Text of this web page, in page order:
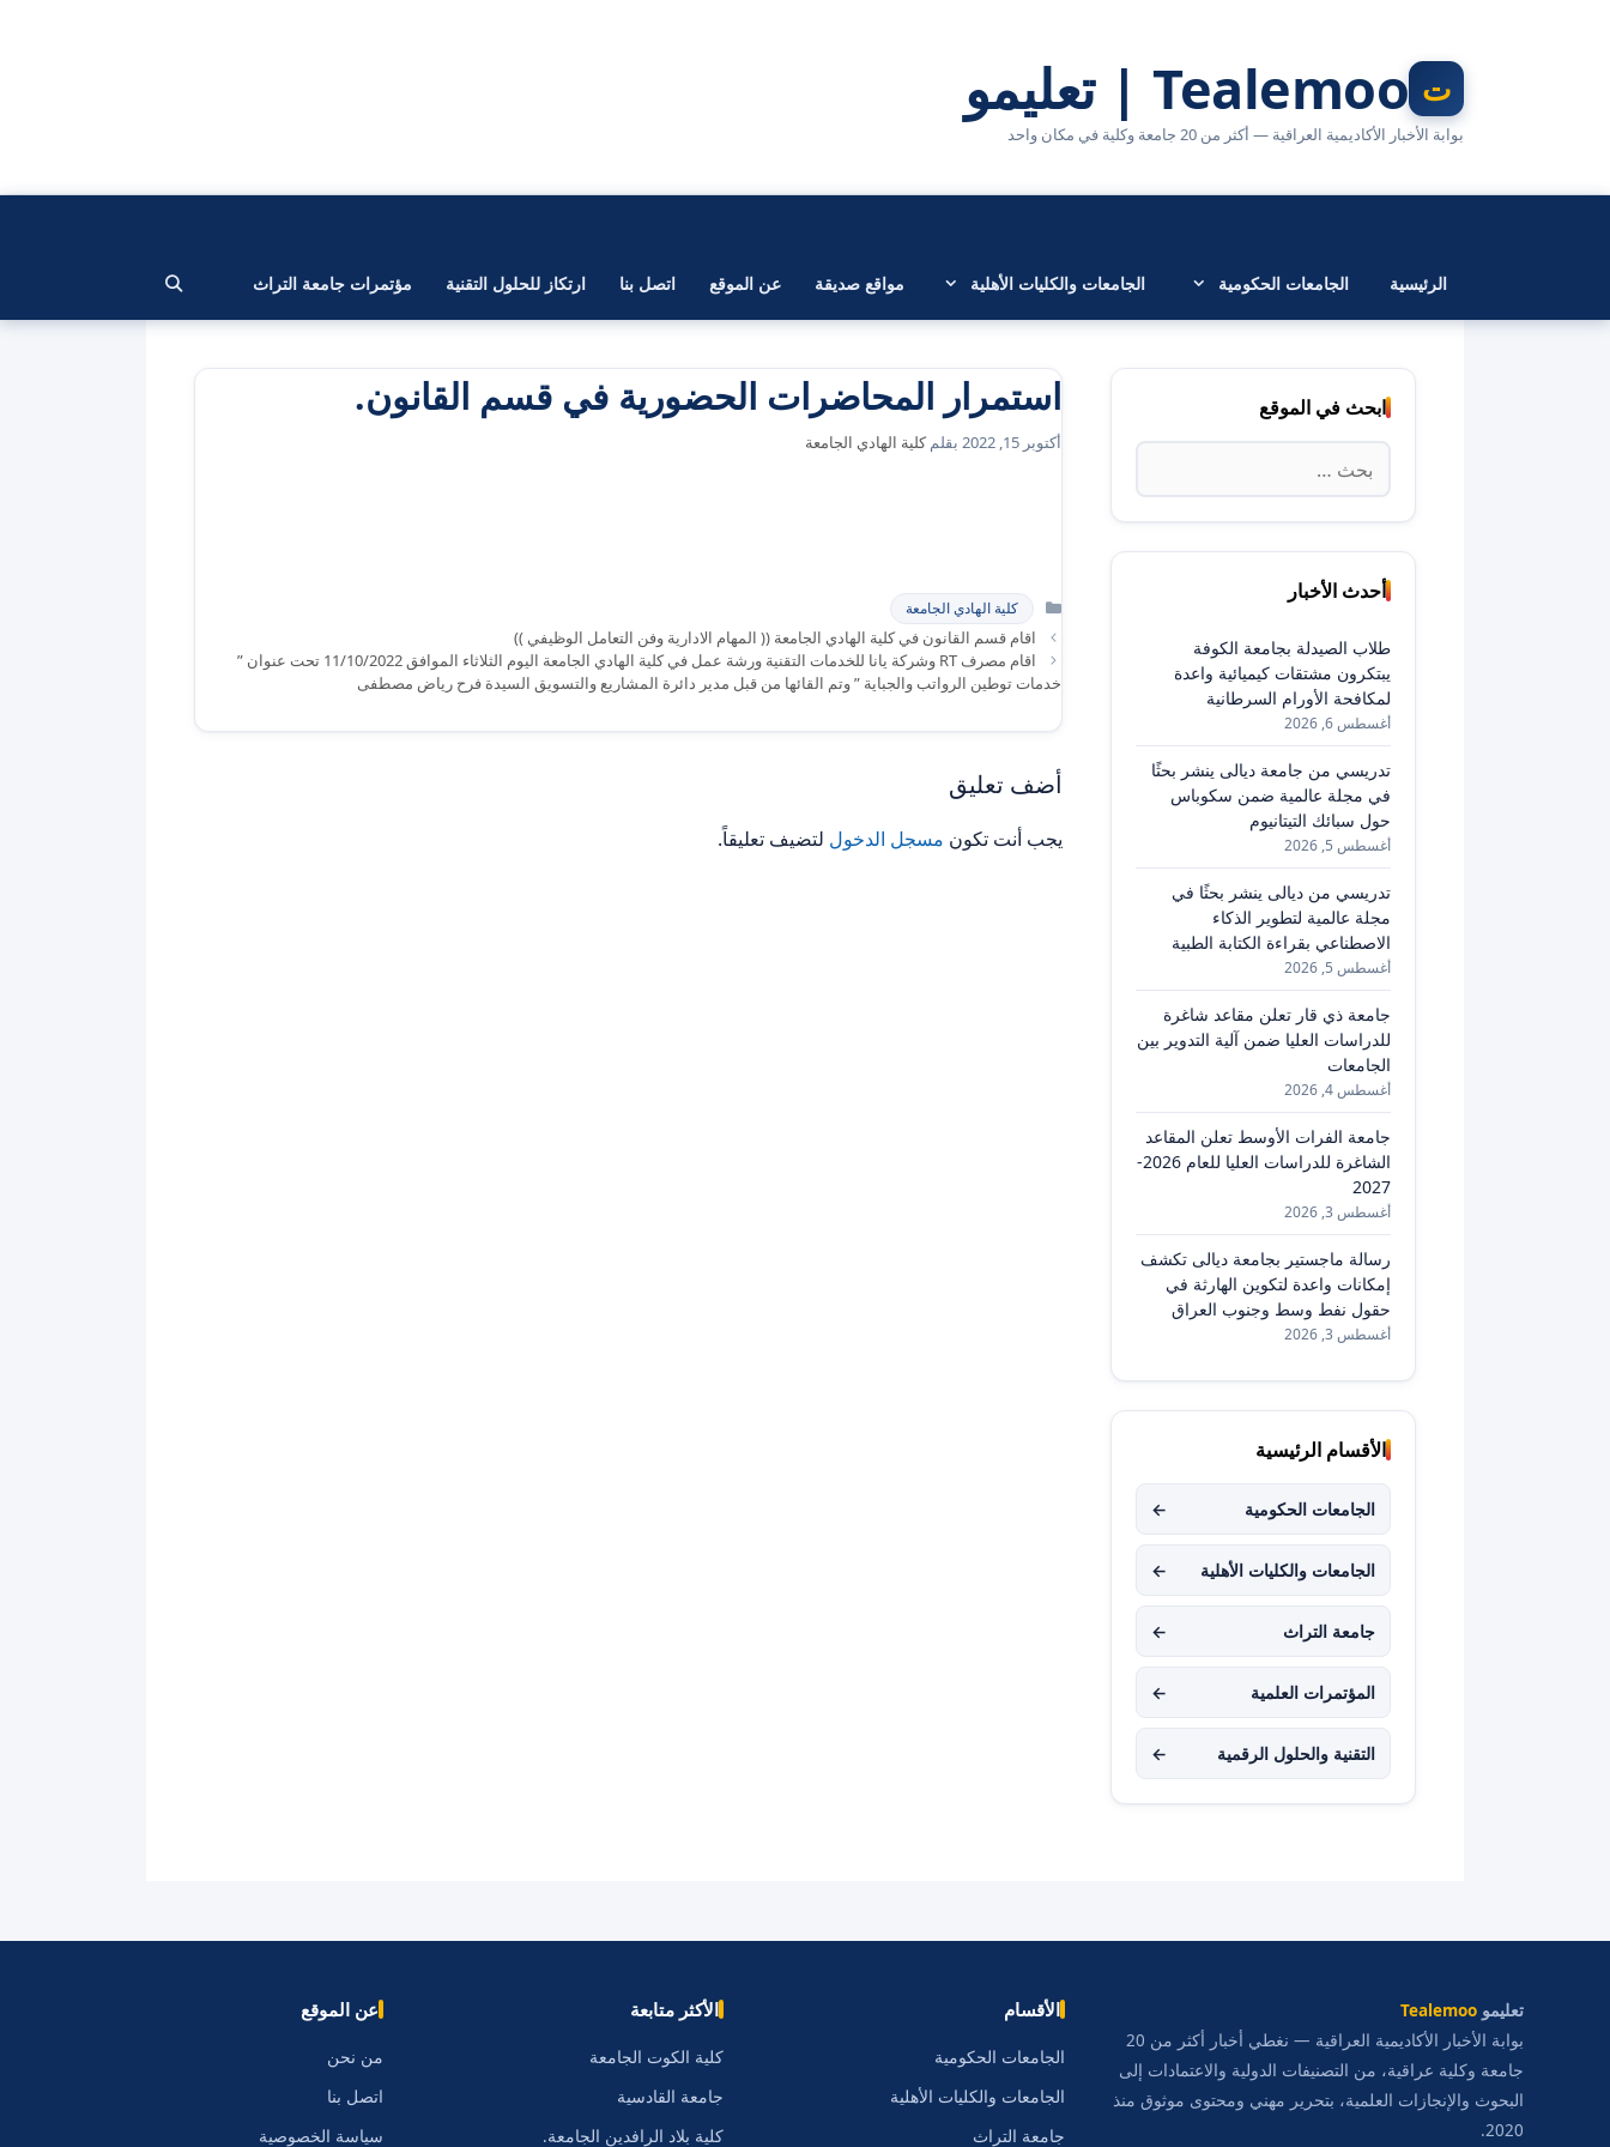
Tealemoo | تعليمو
بوابة الأخبار الأكاديمية العراقية — أكثر من 20 جامعة وكلية في مكان واحد
الرئيسية الجامعات الحكومية الجامعات والكليات الأهلية مواقع صديقة عن الموقع اتصل بنا ارتكاز للحلول التقنية مؤتمرات جامعة التراث
استمرار المحاضرات الحضورية في قسم القانون.
أكتوبر 15, 2022 بقلمكلية الهادي الجامعة
التصنيفات
كلية الهادي الجامعة
اقام قسم القانون في كلية الهادي الجامعة (( المهام الادارية وفن التعامل الوظيفي ))
اقام مصرف RT وشركة يانا للخدمات التقنية ورشة عمل في كلية الهادي الجامعة اليوم الثلاثاء الموافق 11/10/2022 تحت عنوان ”
خدمات توطين الرواتب والجباية ” وتم القائها من قبل مدير دائرة المشاريع والتسويق السيدة فرح رياض مصطفى
أضف تعليق
يجب أنت تكون مسجل الدخول لتضيف تعليقاً.
ابحث في الموقع
البحث
عن:
أحدث الأخبار
طلاب الصيدلة بجامعة الكوفة
يبتكرون مشتقات كيميائية واعدة
لمكافحة الأورام السرطانية
أغسطس 6, 2026
تدريسي من جامعة ديالى ينشر بحثًا
في مجلة عالمية ضمن سكوباس
حول سبائك التيتانيوم
أغسطس 5, 2026
تدريسي من ديالى ينشر بحثًا في
مجلة عالمية لتطوير الذكاء
الاصطناعي بقراءة الكتابة الطبية
أغسطس 5, 2026
جامعة ذي قار تعلن مقاعد شاغرة
للدراسات العليا ضمن آلية التدوير بين
الجامعات
أغسطس 4, 2026
جامعة الفرات الأوسط تعلن المقاعد
الشاغرة للدراسات العليا للعام 2026-
2027
أغسطس 3, 2026
رسالة ماجستير بجامعة ديالى تكشف
إمكانات واعدة لتكوين الهارثة في
حقول نفط وسط وجنوب العراق
أغسطس 3, 2026
الأقسام الرئيسية
الجامعات الحكومية ←
الجامعات والكليات الأهلية ←
جامعة التراث ←
المؤتمرات العلمية ←
التقنية والحلول الرقمية ←
تعليمو Tealemoo
بوابة الأخبار الأكاديمية العراقية — نغطي أخبار أكثر من 20
جامعة وكلية عراقية، من التصنيفات الدولية والاعتمادات إلى
البحوث والإنجازات العلمية، بتحرير مهني ومحتوى موثوق منذ
2020.
الأقسام
الجامعات الحكومية
الجامعات والكليات الأهلية
جامعة التراث
الأكثر متابعة
كلية الكوت الجامعة
جامعة القادسية
كلية بلاد الرافدين الجامعة.
عن الموقع
من نحن
اتصل بنا
سياسة الخصوصية